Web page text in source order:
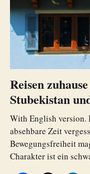
Reisen
Stubekistan
With English version.
absehbare Zeit
Bewegungsfreiheit
Charakter ist ein